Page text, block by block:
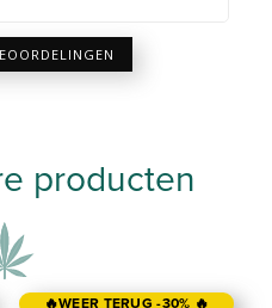
producten
🔥WEER TERUG -30% 🔥